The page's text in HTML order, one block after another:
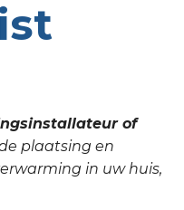
of
plaatsing en
in uw huis,